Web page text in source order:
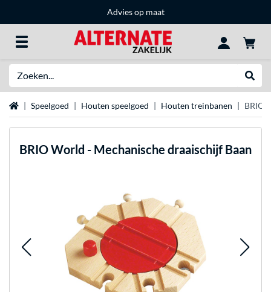
Advies op maat
HomeSpeelgoed Houten speelgoed Houten treinbanen BRIO
BRIOWorld - Mechanische draaischijf Baan